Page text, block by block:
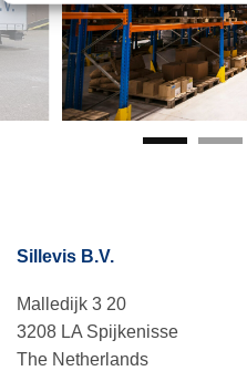
Sillevis B.V.
Malledijk 3 20
3208 LA Spijkenisse
The Netherlands